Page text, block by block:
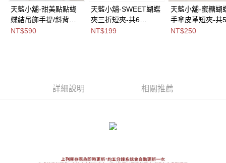
宅配
每筆NT$100，滿NT$1,000(含以上)免運費
天藍小舖-甜美點點蝴
蝶結吊飾手提/斜背小
包-共3
NT$590
天藍小舖-SWEET蝴蝶
夾三折短夾-共6
色-$199【A08081894
NT$199
天藍小舖-蜜糖蝴
手拿皮革短夾-共5
色-$250【
NT$250
詳細說明 相關推薦